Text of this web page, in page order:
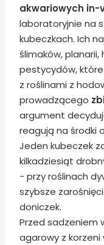
akwariowych in-
laboratoryjnie na
kubeczkach. Ich
ślimaków,
pestycydów,
z roślinami z
prowadzącego
argument
reagują na środki
Jeden kubeczek
kilkadziesiąt
- przy roślinach
szybsze
doniczek.
Przed sadzeniem
agarowy z